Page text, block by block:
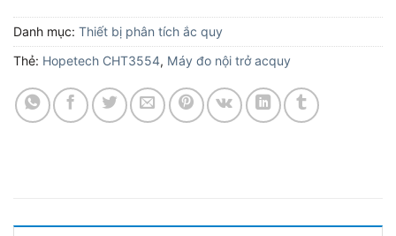
Danh mục: Thiết bị phân tích ắc quy
Thẻ: Hopetech CHT3554, Máy đo nội trở acquy